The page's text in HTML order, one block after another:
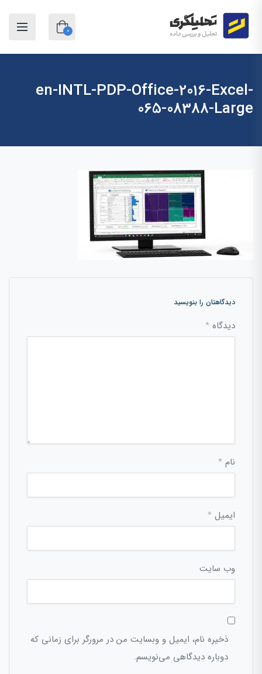
0
en-INTL-PDP-Office-2016-Excel-
065-08388-Large
دیدگاهتان را بنویسید
دیدگاه *
نام *
ایمیل *
وب‌ سایت
ذخیره نام، ایمیل و وبسایت من در مرورگر برای زمانی که
دوباره دیدگاهی می‌نویسم.